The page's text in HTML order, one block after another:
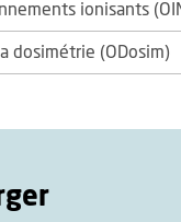
ionisants
dosimétrie (ODosim)